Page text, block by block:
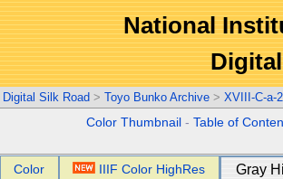
National
Digital Silk Road > Toyo Bunko Archive > XVIII-C-a-2
Color Thumbnail -Table of
Color IIIF Color HighRes Gray